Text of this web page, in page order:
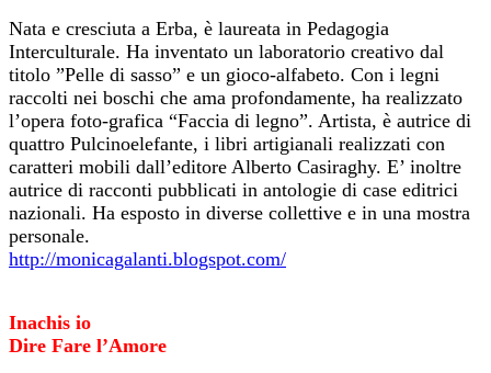
Nata e cresciuta a Erba, è laureata in Pedagogia
Interculturale. Ha inventato un laboratorio creativo dal
titolo ”Pelle di sasso” e un gioco-alfabeto. Con i legni
raccolti nei boschi che ama profondamente, ha realizzato
l’opera foto-grafica “Faccia di legno”. Artista, è autrice di
quattro Pulcinoelefante, i libri artigianali realizzati con
caratteri mobili dall’editore Alberto Casiraghy. E’ inoltre
autrice di racconti pubblicati in antologie di case editrici
nazionali. Ha esposto in diverse collettive e in una mostra
personale.
http://monicagalanti.blogspot.com/
Inachis io
Dire Fare l’Amore